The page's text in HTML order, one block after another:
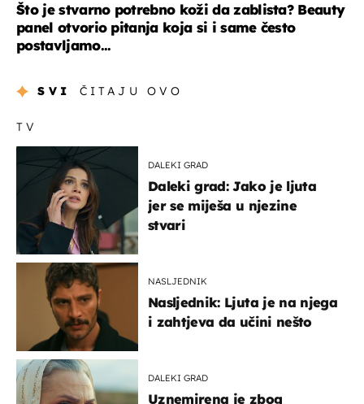
Što je stvarno potrebno koži da zablista? Beauty
panel otvorio pitanja koja si i same često
postavljamo...
SVI ČITAJU OVO
TV
DALEKI GRAD
Daleki grad: Jako je ljuta
jer se miješa u njezine
stvari
NASLJEDNIK
Nasljednik: Ljuta je na njega
i zahtjeva da učini nešto
DALEKI GRAD
Uznemirena je zbog